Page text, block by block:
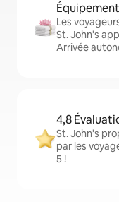
Les
St. John's
Arrivée
4,8
St. John's
par les
5 !